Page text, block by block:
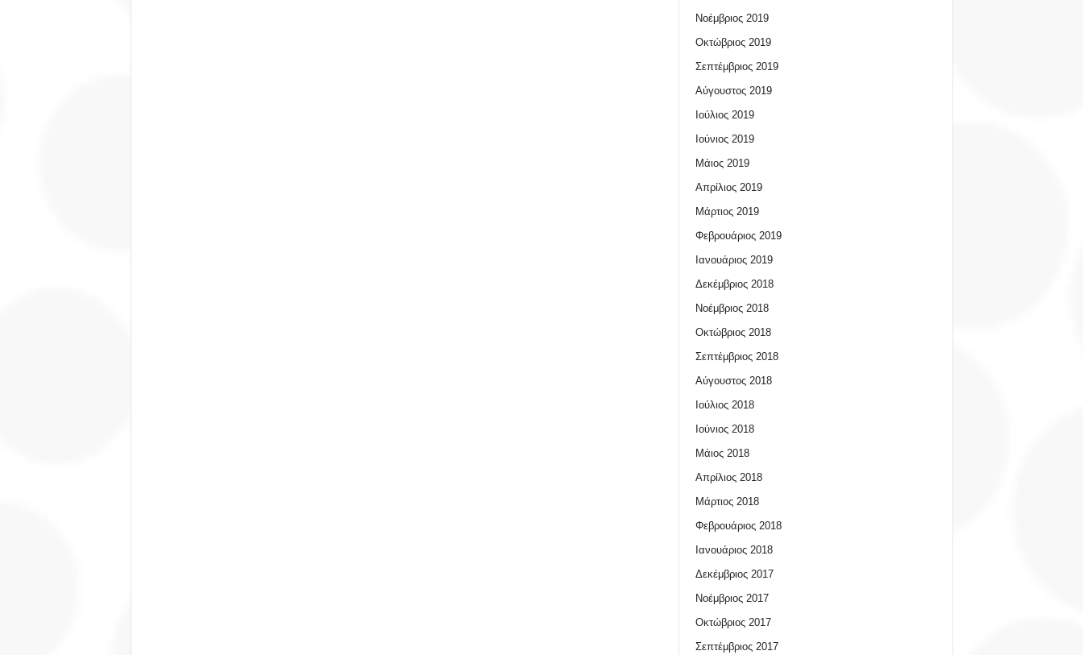
Νοέμβριος 2019
Οκτώβριος 2019
Σεπτέμβριος 2019
Αύγουστος 2019
Ιούλιος 2019
Ιούνιος 2019
Μάιος 2019
Απρίλιος 2019
Μάρτιος 2019
Φεβρουάριος 2019
Ιανουάριος 2019
Δεκέμβριος 2018
Νοέμβριος 2018
Οκτώβριος 2018
Σεπτέμβριος 2018
Αύγουστος 2018
Ιούλιος 2018
Ιούνιος 2018
Μάιος 2018
Απρίλιος 2018
Μάρτιος 2018
Φεβρουάριος 2018
Ιανουάριος 2018
Δεκέμβριος 2017
Νοέμβριος 2017
Οκτώβριος 2017
Σεπτέμβριος 2017